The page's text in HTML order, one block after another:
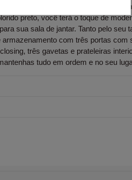
Por seu design de linhas retas,
preto, você terá o toque de
sua sala de jantar. Tanto pelo seu
armazenamento com três portas com
três gavetas e prateleiras
tudo em ordem e no seu